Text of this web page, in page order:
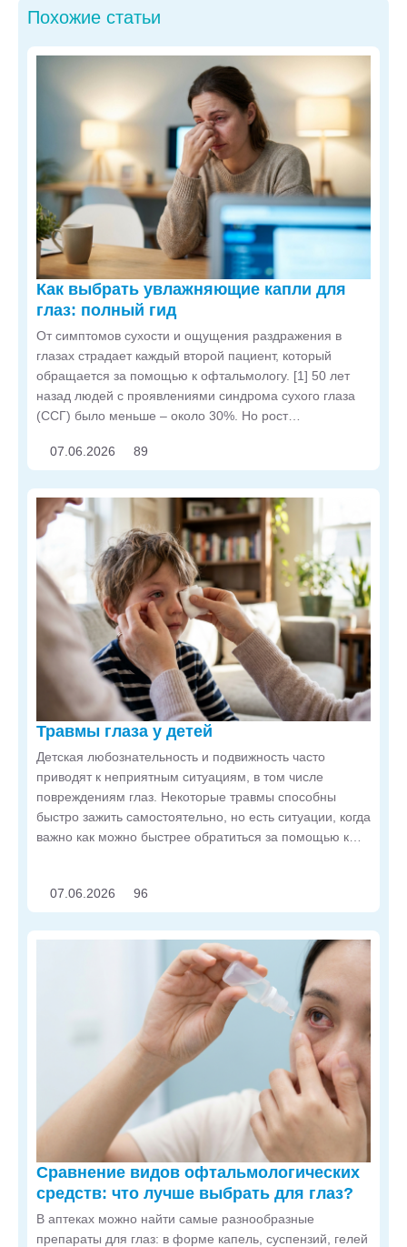
Похожие статьи
Как выбрать увлажняющие капли для
глаз: полный гид
От симптомов сухости и ощущения раздражения в
глазах страдает каждый второй пациент, который
обращается за помощью к офтальмологу. [1] 50 лет
назад людей с проявлениями синдрома сухого глаза
(ССГ) было меньше – около 30%. Но рост
контактных линз поспособствовали распространению
07.06.2026 89
Травмы глаза у детей
Детская любознательность и подвижность часто
приводят к неприятным ситуациям, в том числе
повреждениям глаз. Некоторые травмы способны
быстро зажить самостоятельно, но есть ситуации, когда
важно как можно быстрее обратиться за помощью к
07.06.2026
96
Сравнение видов офтальмологических
средств: что лучше выбрать для глаз?
В аптеках можно найти самые разнообразные
препараты для глаз: в форме капель, суспензий, гелей